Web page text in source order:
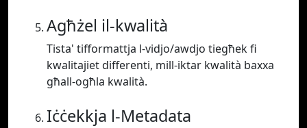
Agħżel il-kwalità
Tista' tifformattja l-vidjo/awdjo tiegħek fi
kwalitajiet differenti, mill-iktar kwalità baxxa
għall-ogħla kwalità.
Iċċekkja l-Metadata